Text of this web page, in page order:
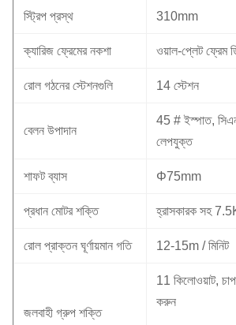
স্ট্রিপ প্রস্থ 310mm
ক্যারিজ ফ্রেমের নকশা ওয়াল-প্লেট ফ্রেম
রোল গঠনের স্টেশনগুলি 14 স্টেশন
বেলন উপাদান
45 # ইস্পাত,
লেপযুক্ত
শাফট ব্যাস Φ75mm
প্রধান মোটর শক্তি হ্রাসকারক সহ
রোল প্রাক্তন ঘূর্ণায়মান গতি 12-15m / মিনিট
জলবাহী গ্রুপ শক্তি
11 কিলোওয়াট,
করুন